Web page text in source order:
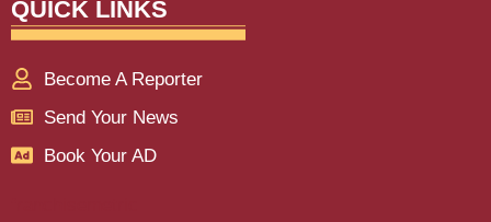
QUICK LINKS
Become A Reporter
Send Your News
Book Your AD